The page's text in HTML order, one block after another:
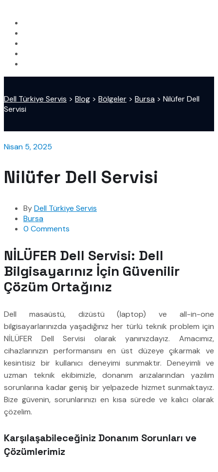
Dell Türkiye Servis > Blog > Bölgeler > Bursa > Nilüfer Dell
Servisi
Nisan 5, 2025
Nilüfer Dell Servisi
ByDell Türkiye Servis
Bursa
0 Comments
NİLÜFER Dell Servisi: Dell
Bilgisayarınız İçin Güvenilir
Çözüm Ortağınız
Dell masaüstü, dizüstü (laptop) ve all-in-one
bilgisayarlarınızda yaşadığınız her türlü teknik problem için
NİLÜFER Dell Servisi olarak yanınızdayız. Amacımız,
cihazlarınızın performansını en üst düzeye çıkarmak ve
kesintisiz bir kullanıcı deneyimi sunmaktır. Deneyimli ve
uzman teknik ekibimizle, donanım arızalarından yazılım
sorunlarına kadar geniş bir yelpazede hizmet sunmaktayız.
Bize güvenin, sorunlarınızı en kısa sürede ve kalıcı olarak
çözelim.
Karşılaşabileceğiniz Donanım Sorunları ve
Çözümlerimiz